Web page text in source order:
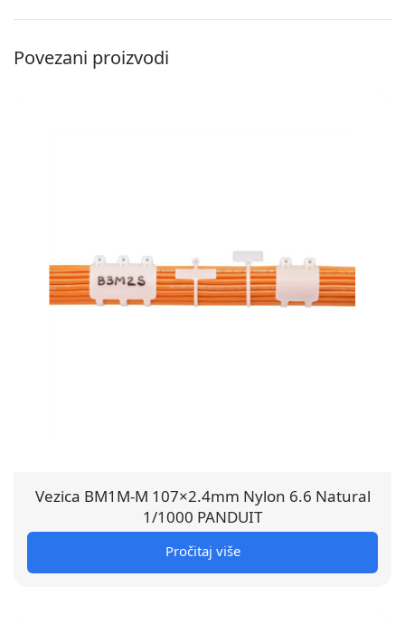
Povezani proizvodi
Vezica BM1M-M 107×2.4mm Nylon 6.6 Natural
1/1000 PANDUIT
Pročitaj više